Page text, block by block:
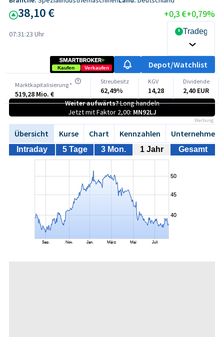
38,10 € +0,3 €+0,79%
07:31:23 Uhr Tradegate
Kaufen Verkaufen Depot/Watchlist
Marktkapitalisierung *
519,28 Mio. €
Streubesitz
62,49%
KGV
14,28
Dividende
2,40 EUR
Weiter aufwärts?Long handeln
Jetzt mit Faktor 2,00: MN92LJ
Werbung
Übersicht Kurse Chart Kennzahlen Unternehmen
Intraday 5 Tage 3 Mon. 1 Jahr Gesamt